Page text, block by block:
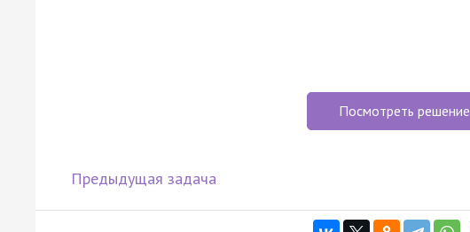
Посмотреть решение
Предыдущая задача